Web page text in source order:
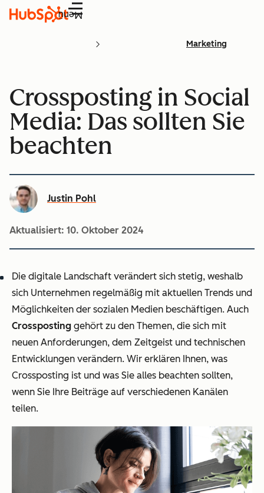
Menü
Marketing
Crossposting in Social
Media: Das sollten Sie
beachten
Justin Pohl
Aktualisiert: 10. Oktober 2024
Die digitale Landschaft verändert sich stetig, weshalb
sich Unternehmen regelmäßig mit aktuellen Trends und
Möglichkeiten der sozialen Medien beschäftigen. Auch
Crossposting gehört zu den Themen, die sich mit
neuen Anforderungen, dem Zeitgeist und technischen
Entwicklungen verändern. Wir erklären Ihnen, was
Crossposting ist und was Sie alles beachten sollten,
wenn Sie Ihre Beiträge auf verschiedenen Kanälen
teilen.